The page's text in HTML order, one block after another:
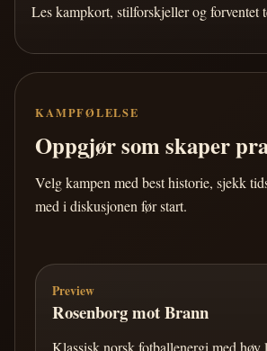
Les kampkort, stilforskjeller og forventet
KAMPFØLELSE
Oppgjør som skaper
Velg kampen med best historie, sjekk
med i diskusjonen før start.
Preview
Rosenborg mot Brann
Klassisk norsk fotballenergi med høy